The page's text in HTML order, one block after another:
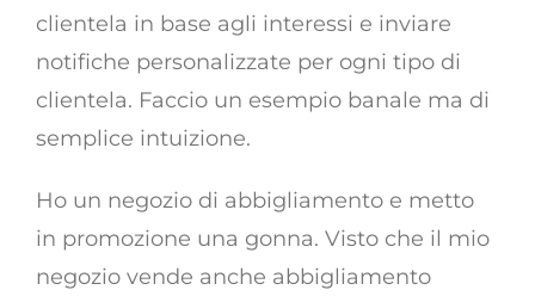
clientela in base agli interessi e inviare
notifiche personalizzate per ogni tipo di
clientela. Faccio un esempio banale ma di
semplice intuizione.
Ho un negozio di abbigliamento e metto
in promozione una gonna. Visto che il mio
negozio vende anche abbigliamento